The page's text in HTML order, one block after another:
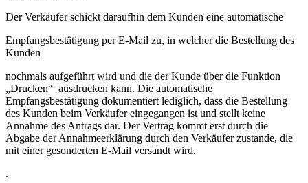
Der Verkäufer schickt daraufhin dem Kunden eine automatische
Empfangsbestätigung per E-Mail zu, in welcher die Bestellung des
Kunden
nochmals aufgeführt wird und die der Kunde über die Funktion
„Drucken“ ausdrucken kann. Die automatische
Empfangsbestätigung dokumentiert lediglich, dass die Bestellung
des Kunden beim Verkäufer eingegangen ist und stellt keine
Annahme des Antrags dar. Der Vertrag kommt erst durch die
Abgabe der Annahmeerklärung durch den Verkäufer zustande, die
mit einer gesonderten E-Mail versandt wird.
.